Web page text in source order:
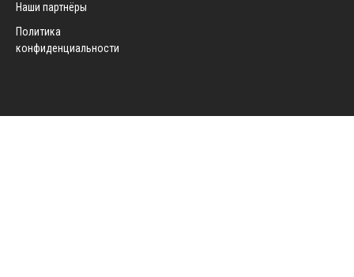
Наши партнёры
Политика
конфиденциальности